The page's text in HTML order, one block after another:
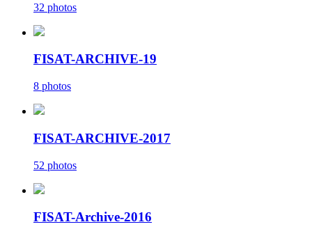
32 photos
FISAT-ARCHIVE-19
8 photos
FISAT-ARCHIVE-2017
52 photos
FISAT-Archive-2016